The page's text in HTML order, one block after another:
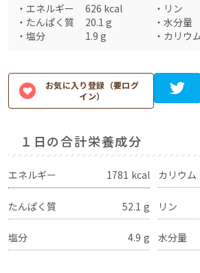
・ エネルギー 626 kcal ・ リン
・ たんぱく質 20.1 g ・ 水分量
・ 塩分 1.9 g ・ カリウ
お気に入り登録（要ログ
イン）
１日の合計栄養成分
エネルギー 1781 kcal カリウム
たんぱく質 52.1 g リン
塩分 4.9 g 水分量